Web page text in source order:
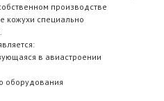
производстве
кожухи специально
в авиастроении
оборудования